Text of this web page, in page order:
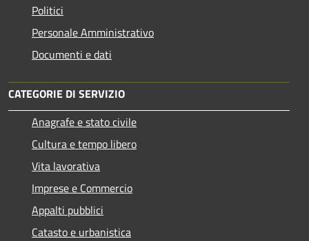
Politici
Personale Amministrativo
Documenti e dati
CATEGORIE DI SERVIZIO
Anagrafe e stato civile
Cultura e tempo libero
Vita lavorativa
Imprese e Commercio
Appalti pubblici
Catasto e urbanistica